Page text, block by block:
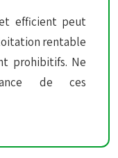
efficient peut
rentable
prohibitifs. Ne
de ces